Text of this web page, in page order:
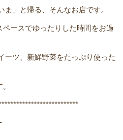
」と帰る、そんなお店です。
ースでゆったりした時間をお過
ーツ、新鮮野菜をたっぷり使った